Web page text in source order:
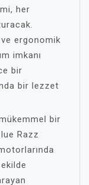
her
ergonomik
imkanı
bir
bir lezzet
bir
Razz